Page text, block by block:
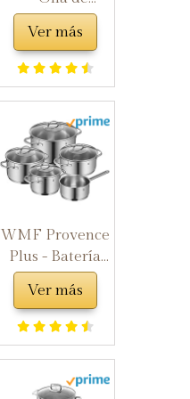
hierro fundido
esmaltado,
5.67 l, turquesa
Ver más
WMF Provence
Plus - Batería
de Cocina,
Acero
Inoxidable
Cromargan,
Tapas de
Cristal, Apta
Ver más